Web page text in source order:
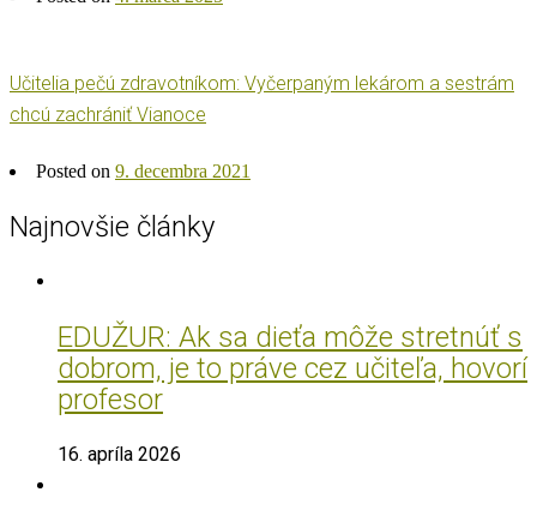
Učitelia pečú zdravotníkom: Vyčerpaným lekárom a sestrám
chcú zachrániť Vianoce
Posted on 9. decembra 2021
Najnovšie články
EDUŽUR: Ak sa dieťa môže stretnúť s
dobrom, je to práve cez učiteľa, hovorí
profesor
16. apríla 2026